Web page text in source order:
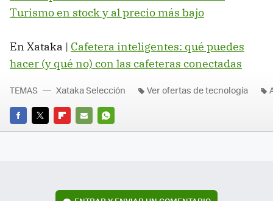
Turismo en stock y al precio más bajo
En Xataka | Cafetera inteligentes: qué puedes
hacer (y qué no) con las cafeteras conectadas
FACEBOOK
TWITTERFLIPBOARD
E-
WHATSAPP
TEMAS Xataka Selección Ver ofertas de tecnología